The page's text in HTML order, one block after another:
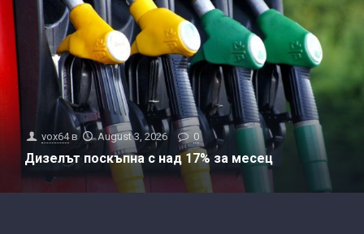
vox64 в August 3, 2026 0
Дизелът поскъпна с над 17% за месец